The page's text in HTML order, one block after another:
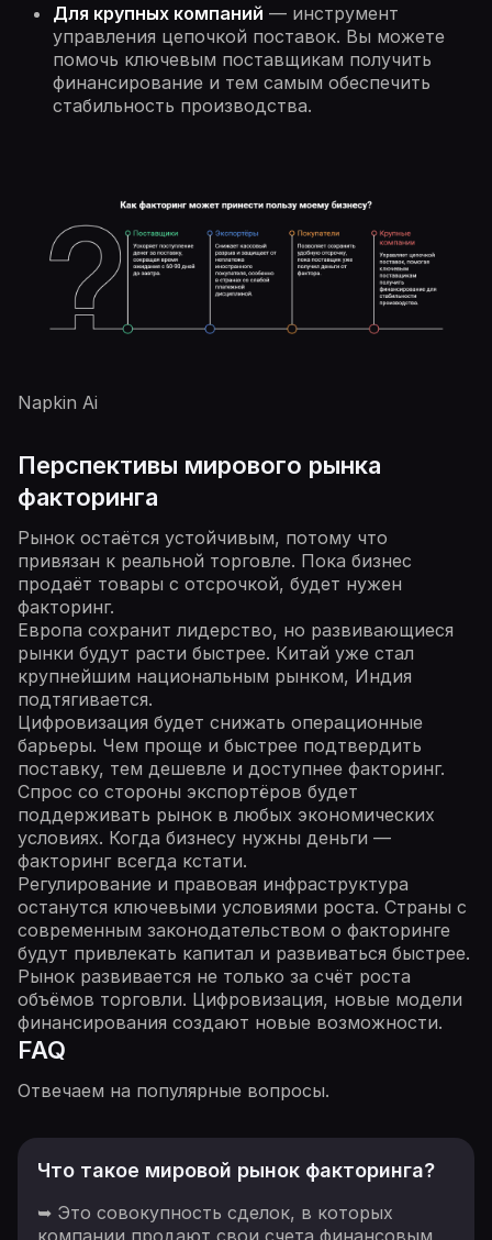
Для крупных компаний — инструмент
управления цепочкой поставок. Вы можете
помочь ключевым поставщикам получить
финансирование и тем самым обеспечить
стабильность производства.
Napkin Ai
Перспективы мирового рынка
факторинга
Рынок остаётся устойчивым, потому что
привязан к реальной торговле. Пока бизнес
продаёт товары с отсрочкой, будет нужен
факторинг.
Европа сохранит лидерство, но развивающиеся
рынки будут расти быстрее. Китай уже стал
крупнейшим национальным рынком, Индия
подтягивается.
Цифровизация будет снижать операционные
барьеры. Чем проще и быстрее подтвердить
поставку, тем дешевле и доступнее факторинг.
Спрос со стороны экспортёров будет
поддерживать рынок в любых экономических
условиях. Когда бизнесу нужны деньги —
факторинг всегда кстати.
Регулирование и правовая инфраструктура
останутся ключевыми условиями роста. Страны с
современным законодательством о факторинге
будут привлекать капитал и развиваться быстрее.
Рынок развивается не только за счёт роста
объёмов торговли. Цифровизация, новые модели
финансирования создают новые возможности.
FAQ
Отвечаем на популярные вопросы.
Что такое мировой рынок факторинга?
➥ Это совокупность сделок, в которых